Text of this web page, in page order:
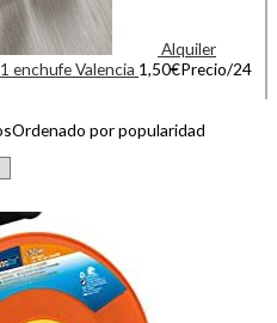
Alquiler
enchufe Valencia 1,50€Precio/24
Ordenado por popularidad